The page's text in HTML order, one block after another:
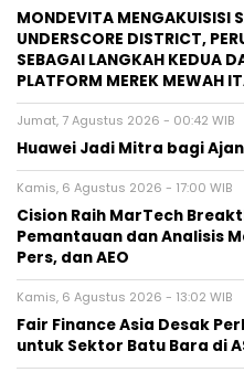
MONDEVITA MENGAKUISISI
UNDERSCORE DISTRICT,
SEBAGAI LANGKAH KEDUA
PLATFORM MEREK MEWAH
Jumat, 7 Agustus 2026 - 00:42 WIB
Huawei Jadi Mitra bagi
Kamis, 6 Agustus 2026 - 17:00 WIB
Cision Raih MarTech
Pemantauan dan Analisis
Pers, dan AEO
Kamis, 6 Agustus 2026 - 13:02 WIB
Fair Finance Asia Desak
untuk Sektor Batu Bara di